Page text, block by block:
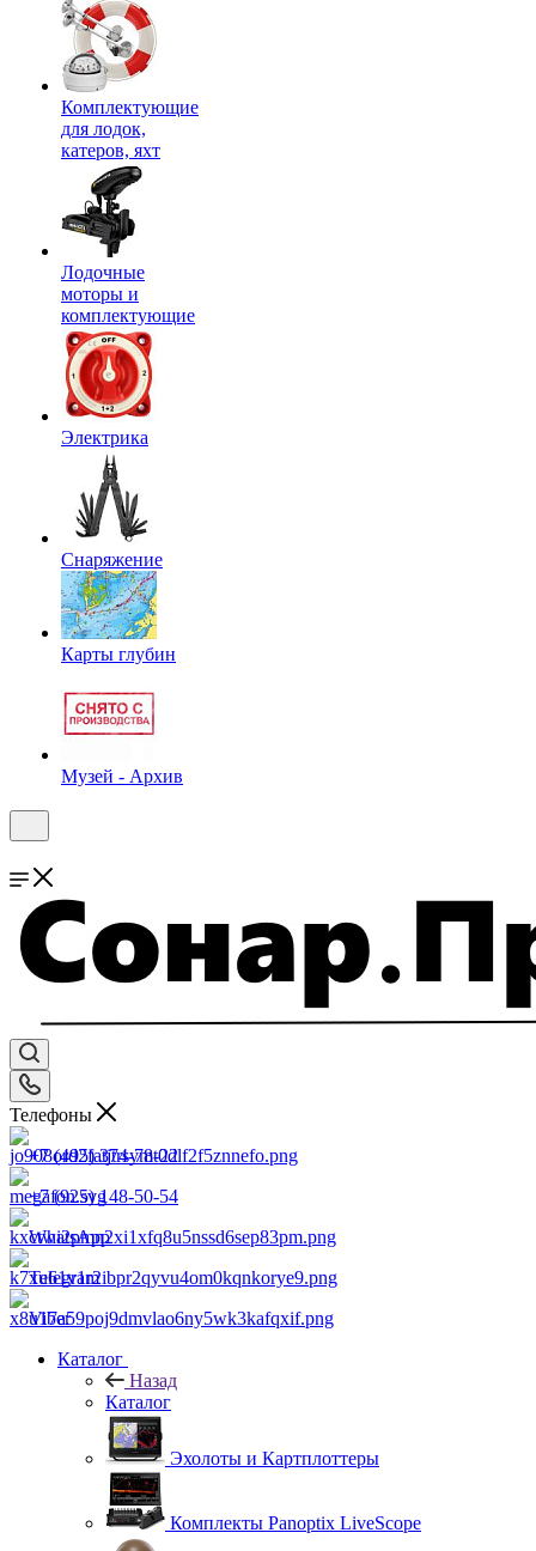
Комплектующие
для лодок,
катеров, яхт
Лодочные
моторы и
комплектующие
Электрика
Снаряжение
Карты глубин
Музей - Архив
Телефоны
+7 (495) 374-78-22
+7 (925) 148-50-54
WhatsApp
Telegram
Viber
Каталог
Назад
Каталог
Эхолоты и Картплоттеры
Комплекты Panoptix LiveScope